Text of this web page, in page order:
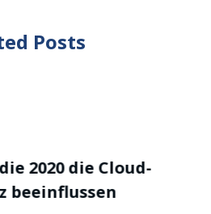
Posts
365
embraces
cloud strategy to